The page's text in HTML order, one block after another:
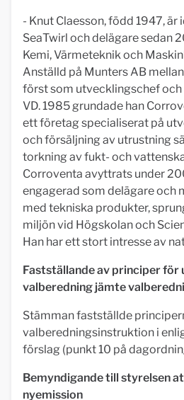
- Knut Claesson, född 1947, är
SeaTwirl och delägare sedan
Kemi, Värmeteknik och
Anställd på Munters AB
först som utvecklingschef
VD. 1985 grundade han
ett företag specialiserat på
och försäljning av utrustning
torkning av fukt- och
Corroventa avyttrats under
engagerad som delägare och
med tekniska produkter,
miljön vid Högskolan och
Han har ett stort intresse av
Fastställande av principer för
valberedning jämte
Stämman fastställde
valberedningsinstruktion i
förslag (punkt 10 på
Bemyndigande till styrelsen
nyemission